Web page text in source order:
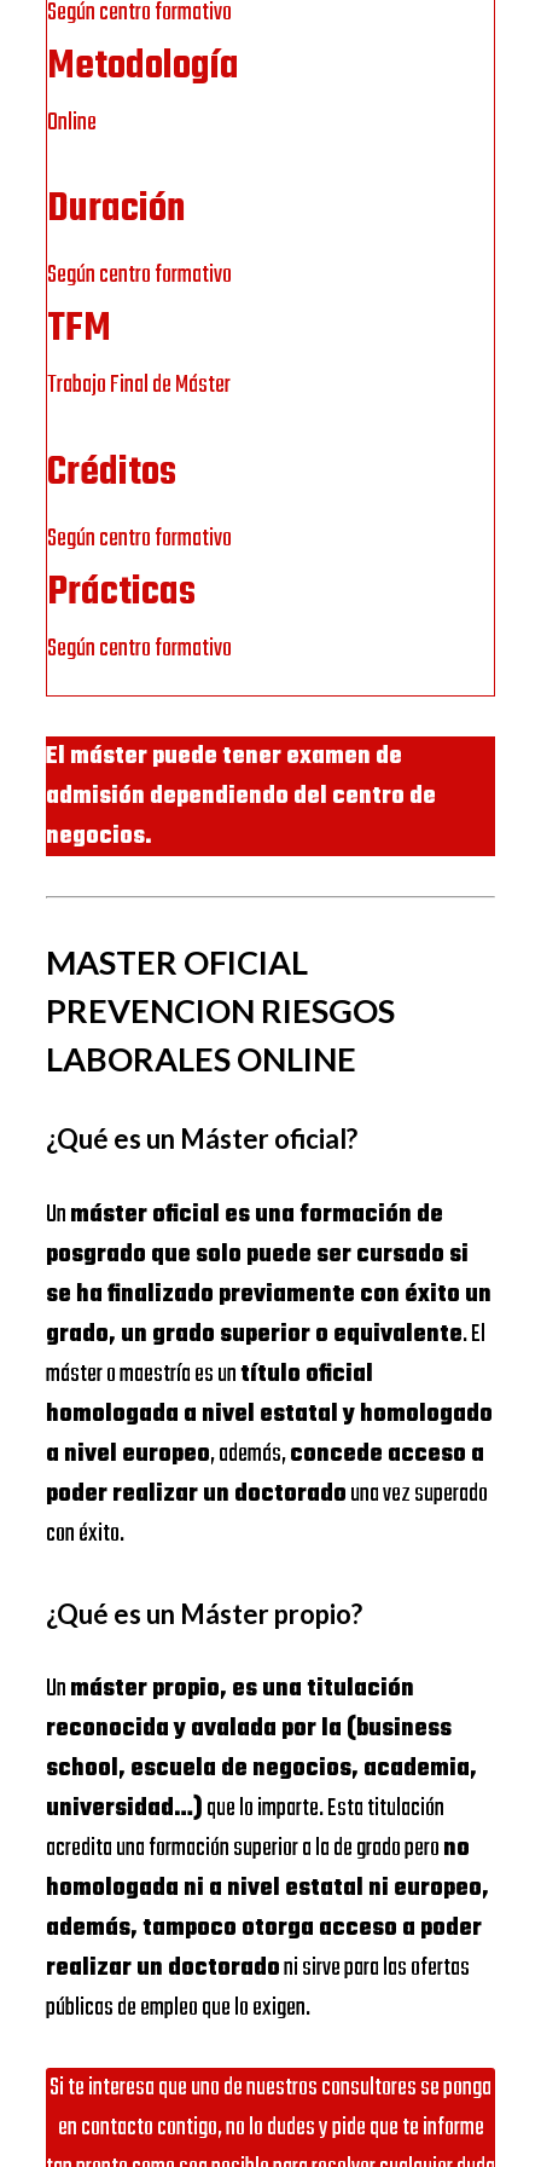
Según centro formativo
Metodología
Online
Duración
Según centro formativo
TFM
Trabajo Final de Máster
Créditos
Según centro formativo
Prácticas
Según centro formativo
El máster puede tener examen de
admisión dependiendo del centro de
negocios.
MASTER OFICIAL
PREVENCION RIESGOS
LABORALES ONLINE
¿Qué es un Máster oficial?
Unmáster oficial es una formación de
posgrado que solo puede ser cursado si
se ha finalizado previamente con éxito un
grado, un grado superior o equivalente. El
máster o maestría es untítulo oficial
homologada a nivel estatal y homologado
a nivel europeo, además,concede acceso a
poder realizar un doctoradouna vez superado
con éxito.
¿Qué es un Máster propio?
Unmáster propio, es una titulación
reconocida y avalada por la (business
school, escuela de negocios, academia,
universidad…)que lo imparte. Esta titulación
acredita una formación superior a la de grado perono
homologada ni a nivel estatal ni europeo,
además, tampoco otorga acceso a poder
realizar un doctoradoni sirve para las ofertas
públicas de empleo que lo exigen.
Si te interesa que uno de nuestros consultores se ponga
en contacto contigo, no lo dudes y pide que te informe